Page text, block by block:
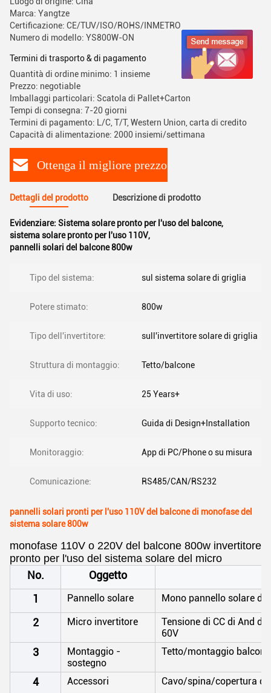
Marca: Yangtze
Certificazione: CE/TUV/ISO/ROHS/INMETRO
Numero di modello: YS800W-ON
Termini di trasporto & di pagamento
Quantità di ordine minimo: 1 insieme
Prezzo: negotiable
Imballaggi particolari: Scatola di Pallet+Carton
Tempi di consegna: 7-20 giorni
Termini di pagamento: L/C, T/T, Western Union, carta di credito
Capacità di alimentazione: 2000 insiemi/settimana
Ottenga il migliore prezzo
Dettagli del prodotto Descrizione di prodotto
Evidenziare: Sistema solare pronto per l'uso del balcone,
sistema solare pronto per l'uso 110V,
pannelli solari del balcone 800w
Tipo del sistema: sul sistema solare di griglia
Potere stimato: 800w
Tipo dell'invertitore: sull'invertitore solare di griglia
Struttura di montaggio: Tetto/balcone
Vita di uso: 25 Years+
Supporto tecnico: Guida di Design+Installation
Monitoraggio: App di PC/Phone o su misura
Comunicazione: RS485/CAN/RS232
pannelli solari pronti per l'uso 110V del balcone di monofase del
sistema solare 800w
monofase 110V o 220V del balcone 800w invertitore
pronto per l'uso del sistema solare del micro
No.
Oggetto
1
Pannello solare Mono pannello solare
2 Micro invertitore
Tensione di CC di And
60V
3
Montaggio -
sostegno
Tetto/montaggio
4 Accessori Cavo/spina/copertura di